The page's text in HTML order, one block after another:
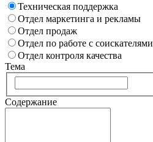
Техническая поддержка
Отдел маркетинга и рекламы
Отдел продаж
Отдел по работе с соискателями
Отдел контроля качества
Тема
Содержание